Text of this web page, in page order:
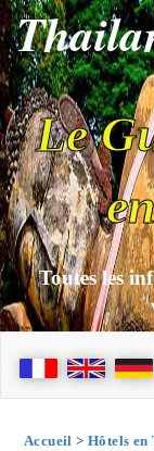
Le
Toutes les
Accueil > Hôtels en